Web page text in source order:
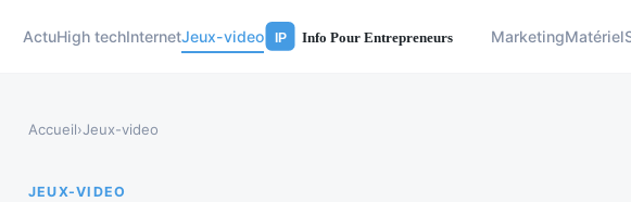
ActuHigh techInternetJeux-video MarketingMatériel
Accueil›Jeux-video
JEUX-VIDEO